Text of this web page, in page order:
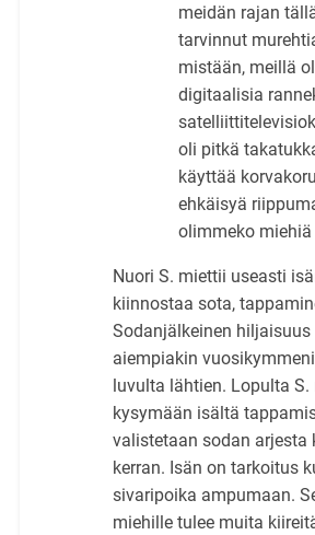
meidän rajan
tarvinnut
mistään, meillä
digitaalisia
oli pitkä
käyttää
ehkäisyä
olimmeko miehiä
Nuori S. miettii useasti
kiinnostaa sota,
Sodanjälkeinen
aiempiakin
luvulta lähtien. Lopulta S.
kysymään isältä
valistetaan sodan arjesta
kerran. Isän on tarkoitus
sivaripoika ampumaan.
miehille tulee muita